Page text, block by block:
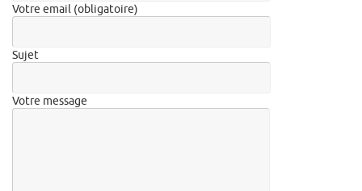
Votre email (obligatoire)
Sujet
Votre message